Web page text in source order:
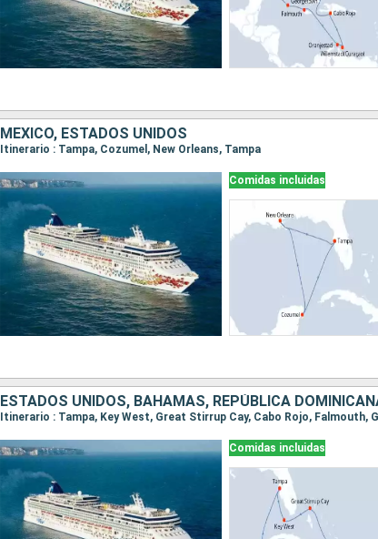
MÉXICO, ESTADOS UNIDOS
Itinerario : Tampa, Cozumel, New Orleans, Tampa
Comidas incluidas
Comidas incluidas